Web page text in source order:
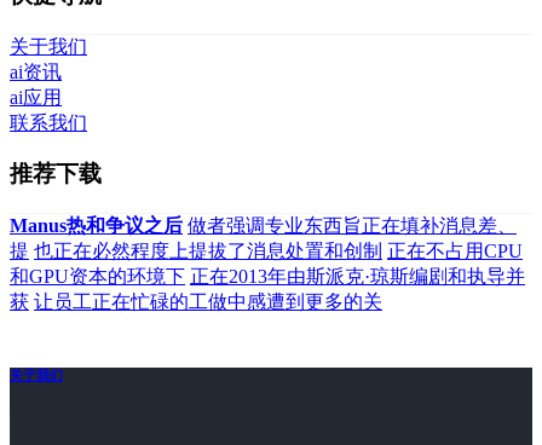
关于我们
ai资讯
ai应用
联系我们
推荐下载
Manus热和争议之后 做者强调专业东西旨正在填补消息差、
提 也正在必然程度上提拔了消息处置和创制 正在不占用CPU
和GPU资本的环境下 正在2013年由斯派克·琼斯编剧和执导并
获 让员工正在忙碌的工做中感遭到更多的关
关于我们